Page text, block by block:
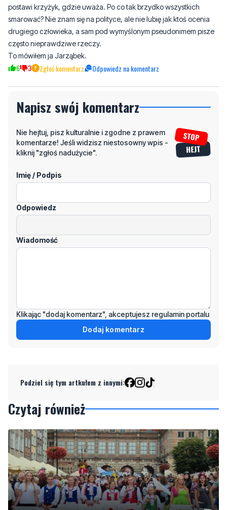
postawi krzyżyk, gdzie uważa. Po co tak brzydko wszystkich
smarować? Nie znam się na polityce, ale nie lubię jak ktoś ocenia
drugiego człowieka, a sam pod wymyślonym pseudonimem pisze
często nieprawdziwe rzeczy.
To mówiłem ja Jarząbek.
6 3 Zgłoś komentarz Odpowiedz na komentarz
Napisz swój komentarz
Nie hejtuj, pisz kulturalnie i zgodne z prawem
komentarze! Jeśli widzisz niestosowny wpis -
kliknij "zgłoś nadużycie".
Imię / Podpis
Odpowiedz
Wiadomość
Klikając "dodaj komentarz", akceptujesz regulamin portalu
Dodaj komentarz
Podziel się tym artkułem z innymi:
Czytaj również